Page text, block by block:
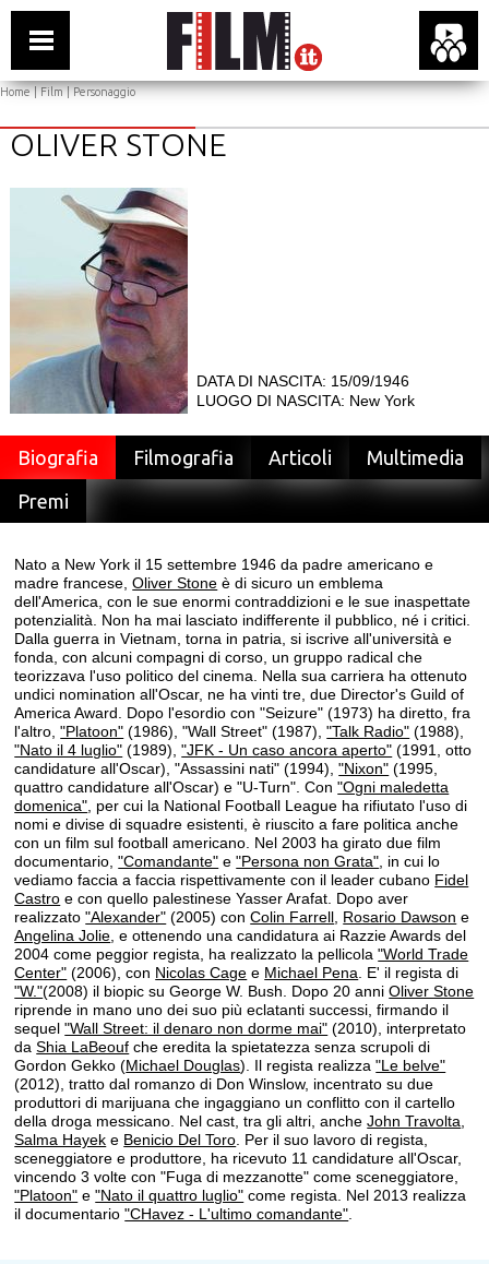
Home|Film| Personaggio
OLIVER STONE
DATA DI NASCITA: 15/09/1946
LUOGO DI NASCITA: New York
Biografia Filmografia Articoli
Multimedia
Premi
Nato a New York il 15 settembre 1946 da padre americano e
madre francese,Oliver Stone è di sicuro un emblema
dell'America, con le sue enormi contraddizioni e le sue inaspettate
potenzialità. Non ha mai lasciato indifferente il pubblico, né i critici.
Dalla guerra in Vietnam, torna in patria, si iscrive all'università e
fonda, con alcuni compagni di corso, un gruppo radical che
teorizzava l'uso politico del cinema. Nella sua carriera ha ottenuto
undici nomination all'Oscar, ne ha vinti tre, due Director's Guild of
America Award. Dopo l'esordio con "Seizure" (1973) ha diretto, fra
l'altro,"Platoon" (1986), "Wall Street" (1987),"Talk Radio" (1988),
"Nato il 4 luglio" (1989),"JFK - Un caso ancora aperto" (1991, otto
candidature all'Oscar), "Assassini nati" (1994),"Nixon" (1995,
quattro candidature all'Oscar) e "U-Turn". Con"Ogni maledetta
domenica" , per cui la National Football League ha rifiutato l'uso di
nomi e divise di squadre esistenti, è riuscito a fare politica anche
con un film sul football americano. Nel 2003 ha girato due film
documentario,"Comandante" e"Persona non Grata" , in cui lo
vediamo faccia a faccia rispettivamente con il leader cubano Fidel
Castro e con quello palestinese Yasser Arafat. Dopo aver
realizzato"Alexander" (2005) conColin Farrell Rosario Dawson e
Angelina Jolie , e ottenendo una candidatura ai Razzie Awards del
2004 come peggior regista, ha realizzato la pellicola"World Trade
Center" (2006), con Nicolas Cage e Michael Pena . E' il regista di
"W."(2008) il biopic su George W. Bush. Dopo 20 anniOliver Stone
riprende in mano uno dei suo più eclatanti successi, firmando il
sequel"Wall Street: il denaro non dorme mai" (2010), interpretato
daShia LaBeouf che eredita la spietatezza senza scrupoli di
Gordon Gekko (Michael Douglas). Il regista realizza"Le belve"
(2012), tratto dal romanzo di Don Winslow, incentrato su due
produttori di marijuana che ingaggiano un conflitto con il cartello
della droga messicano. Nel cast, tra gli altri, ancheJohn Travolta
Salma Hayek e Benicio Del Toro . Per il suo lavoro di regista,
sceneggiatore e produttore, ha ricevuto 11 candidature all'Oscar,
vincendo 3 volte con "Fuga di mezzanotte" come sceneggiatore,
"Platoon" e"Nato il quattro luglio" come regista. Nel 2013 realizza
il documentario"CHavez - L'ultimo comandante"